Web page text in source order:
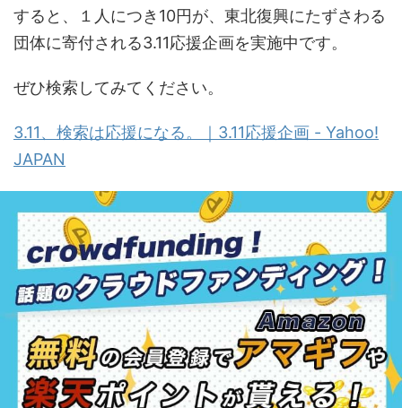
すると、１人につき10円が、東北復興にたずさわる
団体に寄付される3.11応援企画を実施中です。
ぜひ検索してみてください。
3.11、検索は応援になる。｜3.11応援企画 - Yahoo!
JAPAN